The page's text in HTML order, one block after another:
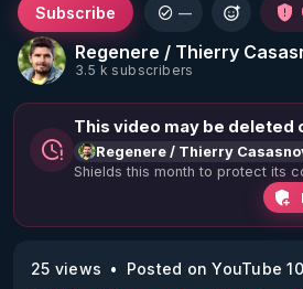
Regenere / Thierry
3.5 k subscribers
Subscribe —
This video may be deleted
Regenere / Thierry
Shields this month to protect its
25 views
Posted on YouTube